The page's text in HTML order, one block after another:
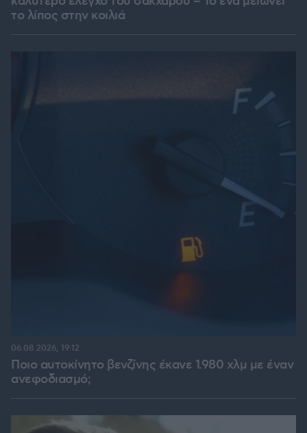
το λίπος στην κοιλιά
Ποιο αυτοκίνητο βενζίνης έκανε 1.980 χλμ με έναν
ανεφοδιασμό;
06.08.2026, 19:12